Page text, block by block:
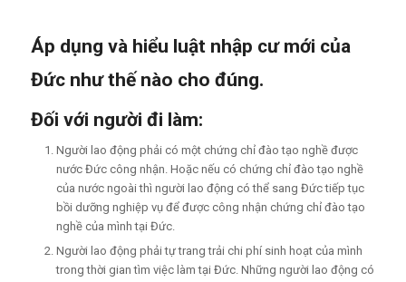
Áp dụng và hiểu luật nhập cư mới của
Đức như thế nào cho đúng.
Đối với người đi làm:
Người lao động phải có một chứng chỉ đào tạo nghề được
nước Đức công nhận. Hoặc nếu có chứng chỉ đào tạo nghề
của nước ngoài thì người lao động có thể sang Đức tiếp tục
bồi dưỡng nghiệp vụ để được công nhận chứng chỉ đào tạo
nghề của mình tại Đức.
Người lao động phải tự trang trải chi phí sinh hoạt của mình
trong thời gian tìm việc làm tại Đức. Những người lao động có